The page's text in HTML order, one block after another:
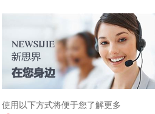
使用以下方式将便于您了解更多